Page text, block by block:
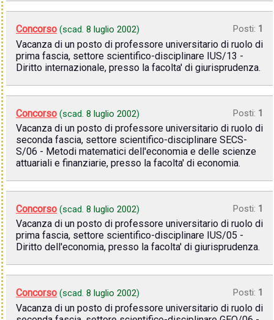
Concorso (scad. 8 luglio 2002) Posti: 1
Vacanza di un posto di professore universitario di ruolo di
prima fascia, settore scientifico-disciplinare IUS/13 -
Diritto internazionale, presso la facolta' di giurisprudenza.
Concorso (scad. 8 luglio 2002) Posti: 1
Vacanza di un posto di professore universitario di ruolo di
seconda fascia, settore scientifico-disciplinare SECS-
S/06 - Metodi matematici dell'economia e delle scienze
attuariali e finanziarie, presso la facolta' di economia.
Concorso (scad. 8 luglio 2002) Posti: 1
Vacanza di un posto di professore universitario di ruolo di
prima fascia, settore scientifico-disciplinare IUS/05 -
Diritto dell'economia, presso la facolta' di giurisprudenza.
Concorso (scad. 8 luglio 2002) Posti: 1
Vacanza di un posto di professore universitario di ruolo di